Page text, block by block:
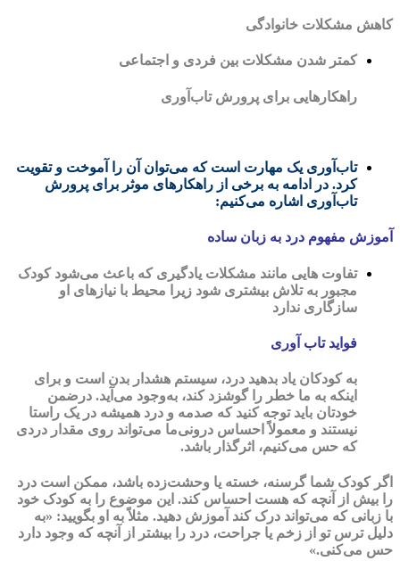
کاهش مشکلات خانوادگی
کمتر شدن مشکلات بین فردی و اجتماعی
راهکارهایی برای پرورش تاب‌آوری
تاب‌آوری یک مهارت است که می‌توان آن را آموخت و تقویت
کرد. در ادامه به برخی از راهکارهای موثر برای پرورش
تاب‌آوری اشاره می‌کنیم:
آموزش مفهوم درد به زبان ساده
تفاوت هایی مانند مشکلات یادگیری که باعث می‌شود کودک
مجبور به تلاش بیشتری شود زیرا محیط با نیازهای او
سازگاری ندارد
فواید تاب آوری
به کودکان یاد بدهید درد، سیستم هشدار بدن است و برای
اینکه به ما خطر را گوشزد کند، به‌وجود می‌آید. درضمن
خودتان باید توجه کنید که صدمه و درد همیشه در یک راستا
نیستند و معمولاً احساس درونی‌ما می‌تواند روی مقدار دردی
که حس می‌کنیم، اثرگذار باشد.
اگر کودک شما گرسنه، خسته یا وحشت‌زده باشد، ممکن است درد
را بیش از آنچه که هست احساس کند. این موضوع را به کودک‌ خود
با زبانی که می‌تواند درک کند آموزش دهید. مثلاً به او بگویید: «به
دلیل ترس تو از زخم یا جراحت، درد را بیشتر از آنچه که وجود دارد
حس می‌کنی.»